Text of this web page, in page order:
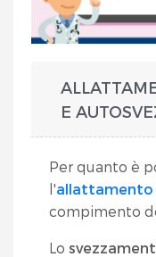
E
Per quanto è
l'allattamento
compimento
Lo